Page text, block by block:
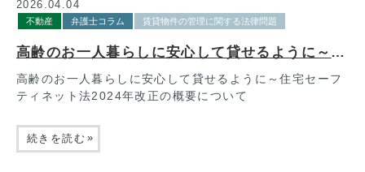
2026.04.04
弁護士コラム
不動産 賃貸物件の管理に関する法律問題
高齢のお一人暮らしに安心して貸せるように～住宅セーフティネット法2024年改正の概要について
高齢のお一人暮らしに安心して貸せるように～住宅セーフ
ティネット法2024年改正の概要について
続きを読む »